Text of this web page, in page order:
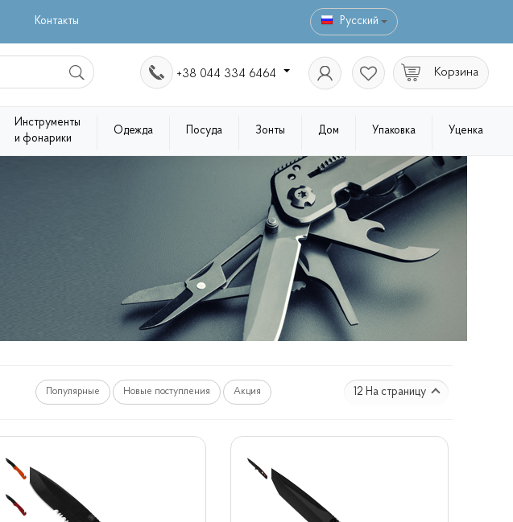
Контакты Русский
Корзина
+38 044 334 6464
Инструменты
и фонарики
Одежда Посуда Зонты Дом Упаковка Уценка
Популярные Новые поступления Акция 12 На страницу